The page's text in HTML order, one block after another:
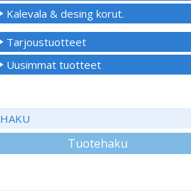
Kalevala & desing korut.
Tarjoustuotteet
Uusimmat tuotteet
HAKU
Tuotehaku